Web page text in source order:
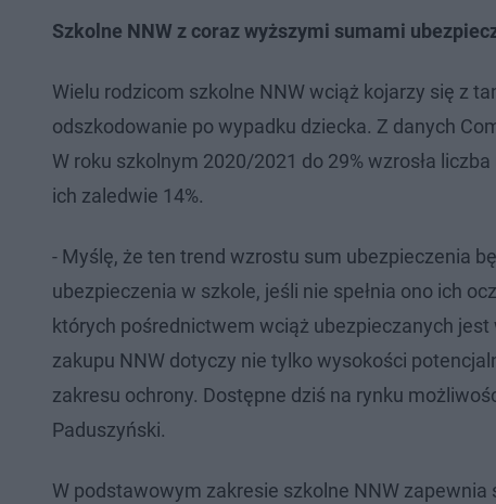
Szkolne NNW z coraz wyższymi sumami
Wielu rodzicom szkolne NNW wciąż kojarzy się z
odszkodowanie po wypadku dziecka. Z danych
W roku szkolnym 2020/2021 do 29% wzrosła
ich zaledwie 14%.
- Myślę, że ten trend wzrostu sum ubezpieczenia
ubezpieczenia w szkole, jeśli nie spełnia ono ich
których pośrednictwem wciąż ubezpieczanych
zakupu NNW dotyczy nie tylko wysokości
zakresu ochrony. Dostępne dziś na rynku
Paduszyński.
W podstawowym zakresie szkolne NNW